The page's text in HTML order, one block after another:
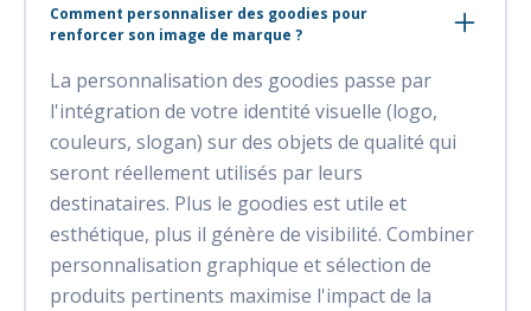
Comment personnaliser des goodies pour
renforcer son image de marque ?
La personnalisation des goodies passe par
l'intégration de votre identité visuelle (logo,
couleurs, slogan) sur des objets de qualité qui
seront réellement utilisés par leurs
destinataires. Plus le goodies est utile et
esthétique, plus il génère de visibilité. Combiner
personnalisation graphique et sélection de
produits pertinents maximise l'impact de la